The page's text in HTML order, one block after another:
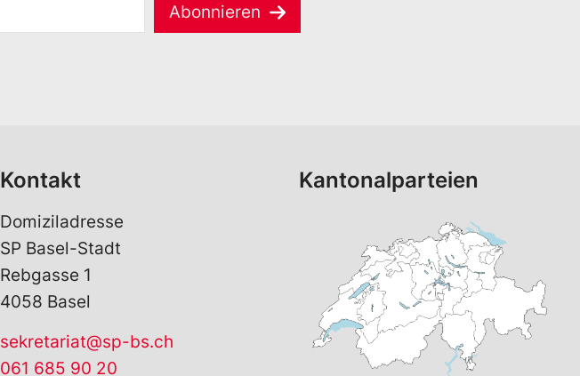
Abonnieren
Kontakt
Domiziladresse
SP Basel-Stadt
Rebgasse 1
4058 Basel
sekretariat@sp-bs.ch
061 685 90 20
Kantonalparteien